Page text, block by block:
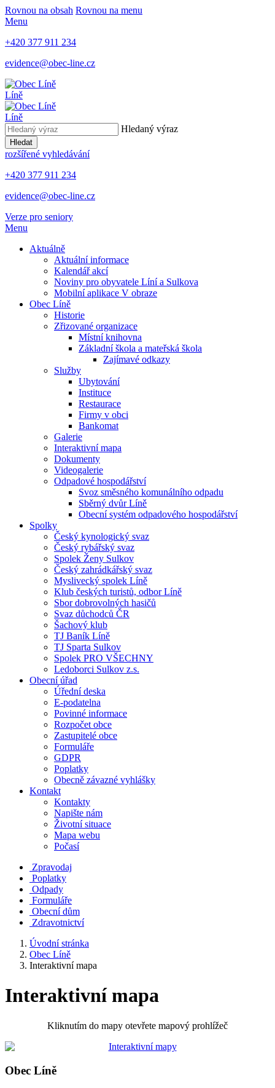
Rovnou na obsah Rovnou na menu
Menu
+420 377 911 234
evidence@obec-line.cz
Líně
Líně
Hledaný výraz
Hledat
rozšířené vyhledávání
+420 377 911 234
evidence@obec-line.cz
Verze pro seniory
Menu
Aktuálně
Aktuální informace
Kalendář akcí
Noviny pro obyvatele Líní a Sulkova
Mobilní aplikace V obraze
Obec Líně
Historie
Zřizované organizace
Místní knihovna
Základní škola a mateřská škola
Zajímavé odkazy
Služby
Ubytování
Instituce
Restaurace
Firmy v obci
Bankomat
Galerie
Interaktivní mapa
Dokumenty
Videogalerie
Odpadové hospodářství
Svoz směsného komunálního odpadu
Sběrný dvůr Líně
Obecní systém odpadového hospodářství
Spolky
Český kynologický svaz
Český rybářský svaz
Spolek Ženy Sulkov
Český zahrádkářský svaz
Myslivecký spolek Líně
Klub českých turistů, odbor Líně
Sbor dobrovolných hasičů
Svaz důchodců ČR
Šachový klub
TJ Baník Líně
TJ Sparta Sulkov
Spolek PRO VŠECHNY
Ledoborci Sulkov z.s.
Obecní úřad
Úřední deska
E-podatelna
Povinné informace
Rozpočet obce
Zastupitelé obce
Formuláře
GDPR
Poplatky
Obecně závazné vyhlášky
Kontakt
Kontakty
Napište nám
Životní situace
Mapa webu
Počasí
Zpravodaj
Poplatky
Odpady
Formuláře
Obecní dům
Zdravotnictví
Úvodní stránka
Obec Líně
Interaktivní mapa
Interaktivní mapa
Kliknutím do mapy otevřete mapový prohlížeč
Obec Líně